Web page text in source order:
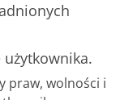
praw, wolności i